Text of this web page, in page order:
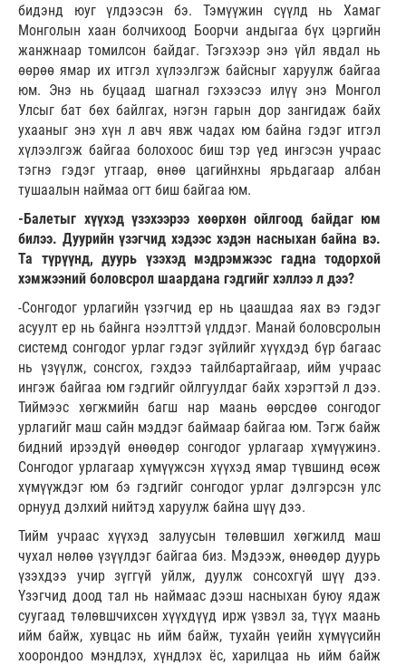
бидэнд юуг үлдээсэн бэ. Тэмүүжин сүүлд нь Хамаг
Монголын хаан болчихоод Боорчи андыгаа бүх цэргийн
жанжнаар томилсон байдаг. Тэгэхээр энэ үйл явдал нь
өөрөө ямар их итгэл хүлээлгэж байсныг харуулж байгаа
юм. Энэ нь буцаад шагнал гэхээсээ илүү энэ Монгол
Улсыг бат бөх байлгах, нэгэн гарын дор зангидаж байх
ухааныг энэ хүн л авч явж чадах юм байна гэдэг итгэл
хүлээлгэж байгаа болохоос биш тэр үед ингэсэн учраас
тэгнэ гэдэг утгаар, өнөө цагийнхны ярьдагаар албан
тушаалын наймаа огт биш байгаа юм.
-Балетыг хүүхэд үзэхээрээ хөөрхөн ойлгоод байдаг юм
билээ. Дуурийн үзэгчид хэдээс хэдэн насныхан байна вэ.
Та түрүүнд, дуурь үзэхэд мэдрэмжээс гадна тодорхой
хэмжээний боловсрол шаардана гэдгийг хэллээ л дээ?
-Сонгодог урлагийн үзэгчид ер нь цаашдаа яах вэ гэдэг
асуулт ер нь байнга нээлттэй үлддэг. Манай боловсролын
системд сонгодог урлаг гэдэг зүйлийг хүүхдэд бүр багаас
нь үзүүлж, сонсгох, гэхдээ тайлбартайгаар, ийм учраас
ингэж байгаа юм гэдгийг ойлгуулдаг байх хэрэгтэй л дээ.
Тиймээс хөгжмийн багш нар маань өөрсдөө сонгодог
урлагийг маш сайн мэддэг баймаар байгаа юм. Тэгж байж
бидний ирээдүй өнөөдөр сонгодог урлагаар хүмүүжинэ.
Сонгодог урлагаар хүмүүжсэн хүүхэд ямар түвшинд өсөж
хүмүүждэг юм бэ гэдгийг сонгодог урлаг дэлгэрсэн улс
орнууд дэлхий нийтэд харуулж байна шүү дээ.
Тийм учраас хүүхэд залуусын төлөвшил хөгжилд маш
чухал нөлөө үзүүлдэг байгаа биз. Мэдээж, өнөөдөр дуурь
үзэхдээ учир зүггүй уйлж, дуулж сонсохгүй шүү дээ.
Үзэгчид доод тал нь наймаас дээш насныхан буюу ядаж
суугаад төлөвшчихсөн хүүхдүүд ирж үзвэл за, түүх маань
ийм байж, хувцас нь ийм байж, тухайн үеийн хүмүүсийн
хоорондоо мэндлэх, хүндлэх ёс, харилцаа нь ийм байж